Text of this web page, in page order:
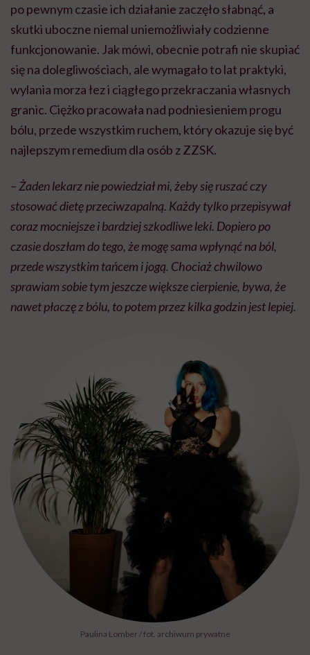
po pewnym czasie ich działanie zaczęło słabnąć, a
skutki uboczne niemal uniemożliwiały codzienne
funkcjonowanie. Jak mówi, obecnie potrafi nie skupiać
się na dolegliwościach, ale wymagało to lat praktyki,
wylania morza łez i ciągłego przekraczania własnych
granic. Ciężko pracowała nad podniesieniem progu
bólu, przede wszystkim ruchem, który okazuje się być
najlepszym remedium dla osób z ZZSK.
– Żaden lekarz nie powiedział mi, żeby się ruszać czy
stosować dietę przeciwzapalną. Każdy tylko przepisywał
coraz mocniejsze i bardziej szkodliwe leki. Dopiero po
czasie doszłam do tego, że mogę sama wpłynąć na ból,
przede wszystkim tańcem i jogą. Chociaż chwilowo
sprawiam sobie tym jeszcze większe cierpienie, bywa, że
nawet płaczę z bólu, to potem przez kilka godzin jest lepiej.
Paulina Lomber / fot. archiwum prywatne